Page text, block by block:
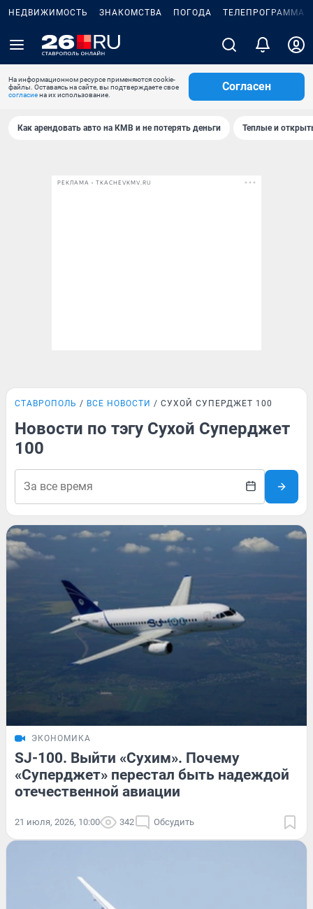
НЕДВИЖИМОСТЬ ЗНАКОМСТВА ПОГОДА ТЕЛЕПРОГРАММА
На информационном ресурсе применяются cookie-
файлы. Оставаясь на сайте, вы подтверждаете свое
согласиена их использование.
Согласен
Как арендовать авто на КМВ и не потерять деньги Теплые и
РЕКЛАМА • TKACHEVKMV.RU
СТАВРОПОЛЬ ВСЕ НОВОСТИ СУХОЙ СУПЕРДЖЕТ 100
Новости по тэгу Сухой Суперджет
100
ЭКОНОМИКА
SJ-100. Выйти «Сухим». Почему
«Суперджет» перестал быть надеждой
отечественной авиации
21 июля, 2026, 10:00 342 Обсудить